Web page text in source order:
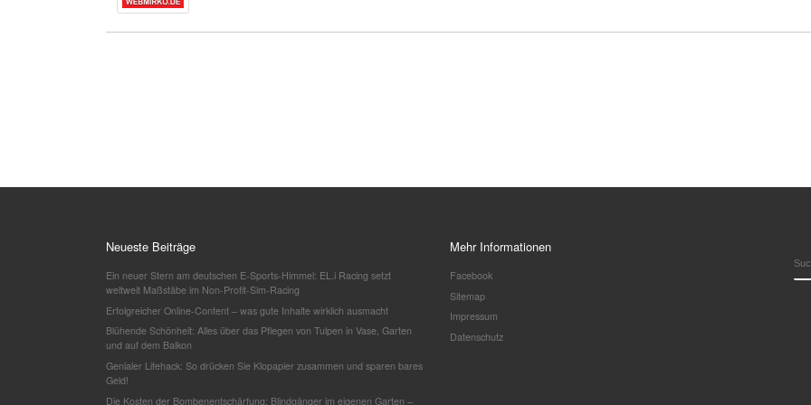
Neueste Beiträge
Ein neuer Stern am deutschen E-Sports-Himmel: EL.i Racing setzt
weltweit Maßstäbe im Non-Profit-Sim-Racing
Erfolgreicher Online-Content – was gute Inhalte wirklich ausmacht
Blühende Schönheit: Alles über das Pflegen von Tulpen in Vase, Garten
und auf dem Balkon
Genialer Lifehack: So drücken Sie Klopapier zusammen und sparen bares
Geld!
Die Kosten der Bombenentschärfung: Blindgänger im eigenen Garten –
Mehr Informationen
Facebook
Sitemap
Impressum
Datenschutz